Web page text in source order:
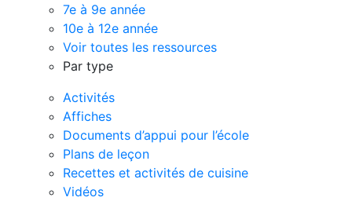
7e à 9e année
10e à 12e année
Voir toutes les ressources
Par type
Activités
Affiches
Documents d’appui pour l’école
Plans de leçon
Recettes et activités de cuisine
Vidéos